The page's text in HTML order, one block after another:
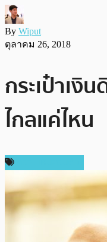
By Wiput
ตุลาคม 26, 2018
กระเป๋าเงิ
ไกลแค่ไหน